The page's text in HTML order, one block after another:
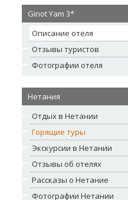
Ginot Yam 3*
Описание отеля
Отзывы туристов
Фотографии отеля
Нетания
Отдых в Нетании
Горящие туры
Экскурсии в Нетании
Отзывы об отелях
Рассказы о Нетание
Фотографии Нетании